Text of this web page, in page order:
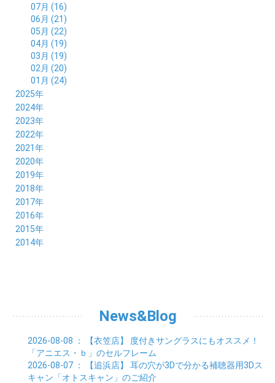
07月 (16)
06月 (21)
05月 (22)
04月 (19)
03月 (19)
02月 (20)
01月 (24)
2025年
12月 (14)
11月 (17)
10月 (21)
09月 (20)
08月 (20)
07月 (18)
06月 (22)
05月 (21)
04月 (19)
03月 (19)
02月 (19)
01月 (21)
2024年
12月 (19)
11月 (21)
10月 (23)
09月 (23)
08月 (20)
07月 (21)
06月 (22)
05月 (18)
04月 (26)
03月 (23)
02月 (29)
2023年
12月 (19)
11月 (19)
10月 (20)
09月 (22)
08月 (24)
07月 (26)
06月 (25)
05月 (28)
04月 (26)
03月 (30)
2022年
12月 (36)
11月 (16)
10月 (22)
09月 (20)
08月 (18)
07月 (21)
06月 (23)
05月 (25)
04月 (20)
2021年
12月 (18)
11月 (19)
10月 (20)
09月 (24)
08月 (35)
07月 (17)
06月 (25)
05月 (31)
2020年
12月 (19)
11月 (23)
10月 (24)
09月 (29)
08月 (26)
07月 (25)
06月 (21)
2019年
12月 (26)
11月 (21)
10月 (26)
09月 (26)
08月 (31)
07月 (22)
2018年
12月 (22)
11月 (28)
10月 (23)
09月 (27)
08月 (24)
01月 (24)
2017年
12月 (20)
11月 (22)
10月 (21)
02月 (20)
01月 (23)
2016年
12月 (26)
11月 (21)
03月 (25)
02月 (30)
01月 (33)
2015年
12月 (36)
06月 (15)
04月 (9)
03月 (7)
02月 (7)
01月 (9)
2014年
News&Blog
2026-08-08 ： 【衣笠店】
度付きサングラスにもオススメ！
「アニエス・ｂ」のセルフレーム
2026-08-07 ： 【追浜店】 耳の穴が3Dで分かる補聴器用3Dス
キャン「オトスキャン」のご紹介